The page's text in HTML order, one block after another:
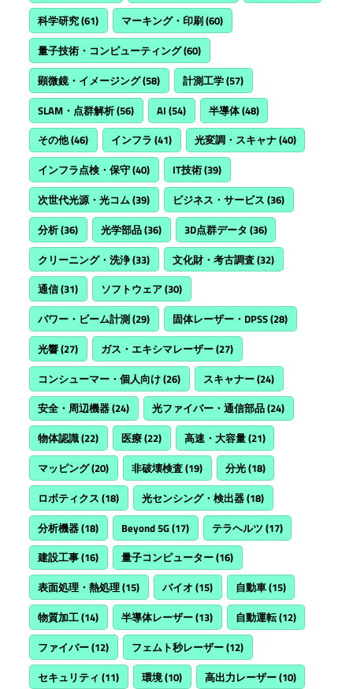
科学研究(61) マーキング・印刷(60)
量子技術・コンピューティング(60)
顕微鏡・イメージング(58) 計測工学(57)
SLAM・点群解析(56) AI (54) 半導体(48)
その他(46) インフラ (41) 光変調・スキャナ(40)
インフラ点検・保守(40) IT技術(39)
次世代光源・光コム(39) ビジネス・サービス (36)
分析(36) 光学部品(36) 3D点群データ (36)
クリーニング・洗浄(33) 文化財・考古調査(32)
通信(31) ソフトウェア(30)
パワー・ビーム計測(29) 固体レーザー・DPSS(28)
光響(27) ガス・エキシマレーザー(27)
コンシューマー・個人向け(26) スキャナー(24)
安全・周辺機器(24) 光ファイバー・通信部品(24)
物体認識(22) 医療(22) 高速・大容量(21)
マッピング(20) 非破壊検査(19) 分光(18)
ロボティクス (18) 光センシング・検出器(18)
分析機器(18) Beyond 5G(17) テラヘルツ (17)
建設工事(16) 量子コンピューター(16)
表面処理・熱処理(15) バイオ (15) 自動車(15)
物質加工(14) 半導体レーザー(13) 自動運転(12)
ファイバー(12) フェムト秒レーザー(12)
セキュリティ (11) 環境(10) 高出力レーザー(10)